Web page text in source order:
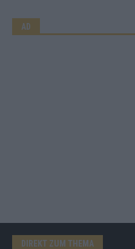
AD
DIREKT ZUM THEMA